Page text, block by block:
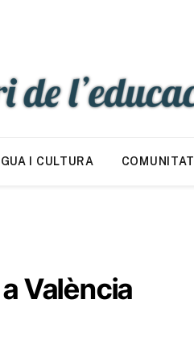
I CULTURA COMUNITAT
València